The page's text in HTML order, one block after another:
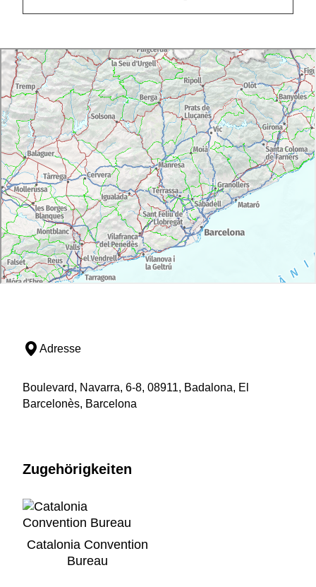
Adresse
Boulevard, Navarra, 6-8, 08911, Badalona, El
Barcelonès, Barcelona
Zugehörigkeiten
Catalonia Convention
Bureau